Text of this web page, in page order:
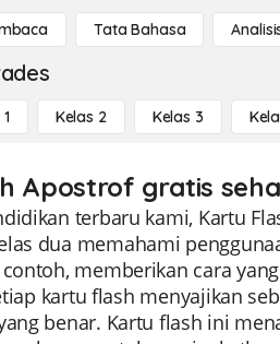
Tata Bahasa
Kelas 2 Kelas 3
Apostrof gratis
terbaru kami, Kartu
dua memahami
memberikan cara
kartu flash menyajikan
benar. Kartu flash ini